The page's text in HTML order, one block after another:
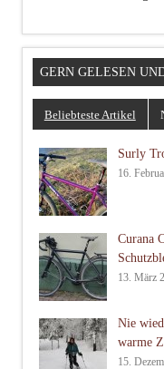
GERN GELESEN
Beliebteste Artikel
Surly
16.
Curana
13. März
Nie
warme
15.